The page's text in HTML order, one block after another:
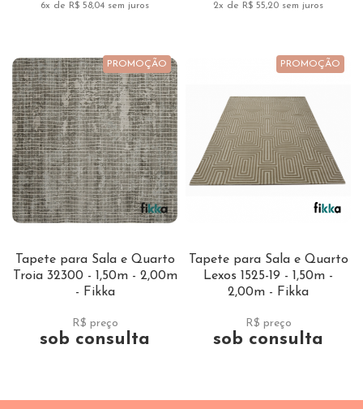
6x de R$ 58,04 sem juros 2x de R$ 55,20 sem juros
PROMOÇÃO
Tapete para Sala e Quarto
Troia 32300 - 1,50m - 2,00m
- Fikka
R$ preço
sob consulta
PROMOÇÃO
Tapete para Sala e Quarto
Lexos 1525-19 - 1,50m -
2,00m - Fikka
R$ preço
sob consulta